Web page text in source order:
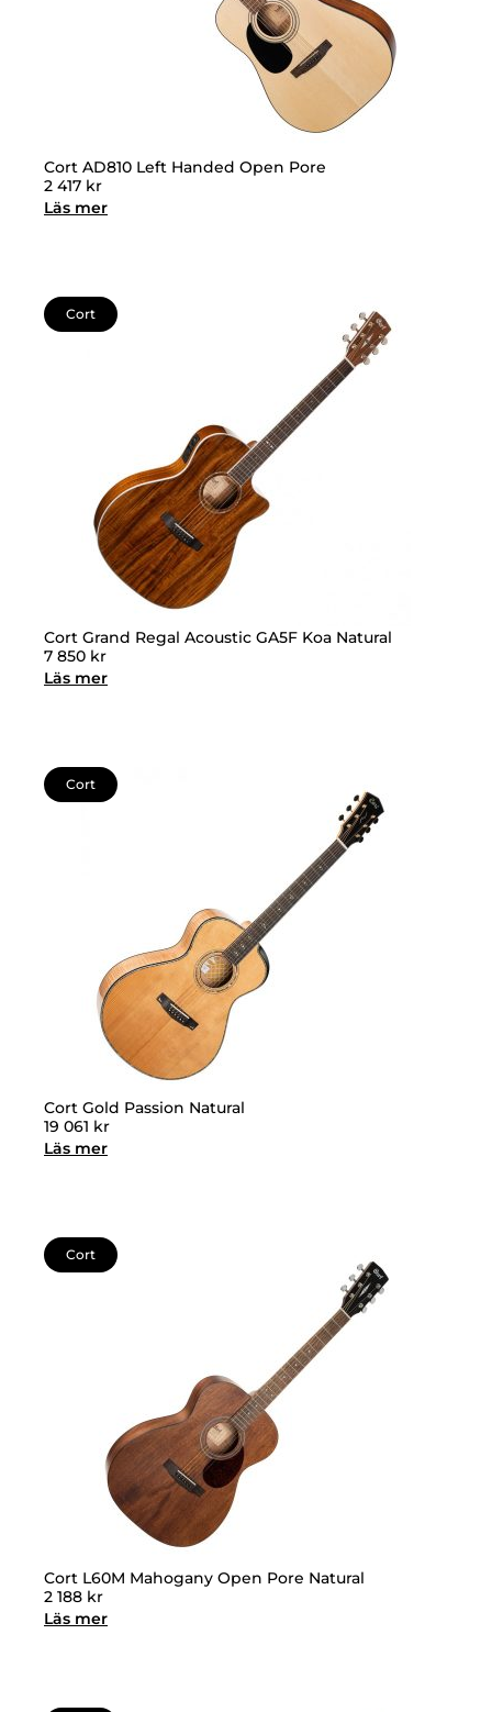
Cort AD810 Left Handed Open Pore
2 417 kr
Läs mer
Cort
Cort Grand Regal Acoustic GA5F Koa Natural
7 850 kr
Läs mer
Cort
Cort Gold Passion Natural
19 061 kr
Läs mer
Cort
Cort L60M Mahogany Open Pore Natural
2 188 kr
Läs mer